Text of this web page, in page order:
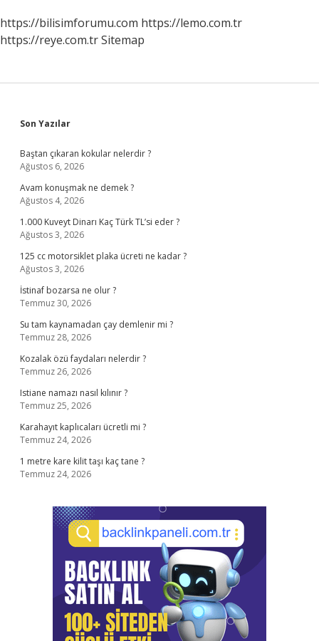
https://bilisimforumu.com https://lemo.com.tr
https://reye.com.trSitemap
Sidebar
Son Yazılar
Baştan çıkaran kokular nelerdir ?
Ağustos 6, 2026
Avam konuşmak ne demek ?
Ağustos 4, 2026
1.000 Kuveyt Dinarı Kaç Türk TL’si eder ?
Ağustos 3, 2026
125 cc motorsiklet plaka ücreti ne kadar ?
Ağustos 3, 2026
İstinaf bozarsa ne olur ?
Temmuz 30, 2026
Su tam kaynamadan çay demlenir mi ?
Temmuz 28, 2026
Kozalak özü faydaları nelerdir ?
Temmuz 26, 2026
Istiane namazı nasıl kılınır ?
Temmuz 25, 2026
Karahayıt kaplıcaları ücretli mi ?
Temmuz 24, 2026
1 metre kare kilit taşı kaç tane ?
Temmuz 24, 2026